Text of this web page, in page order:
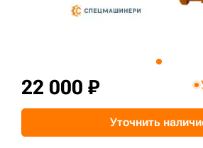
22 000 ₽
Уточнить